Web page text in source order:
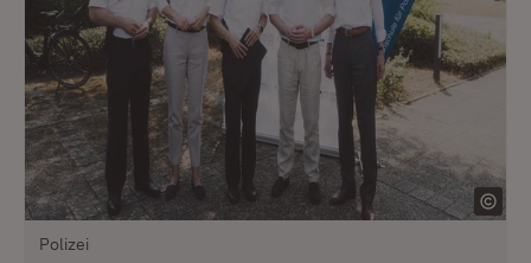
Polizei